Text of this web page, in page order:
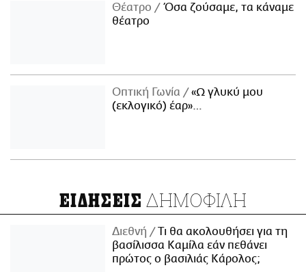
Θέατρο
Όσα ζούσαμε, τα κάναμε
θέατρο
Οπτική Γωνία
«Ω γλυκύ μου
(εκλογικό) έαρ»…
ΕΙΔΗΣΕΙΣ ΔΗΜΟΦΙΛΗ
Διεθνή
Τι θα ακολουθήσει για τη
βασίλισσα Καμίλα εάν πεθάνει
πρώτος ο βασιλιάς Κάρολος;